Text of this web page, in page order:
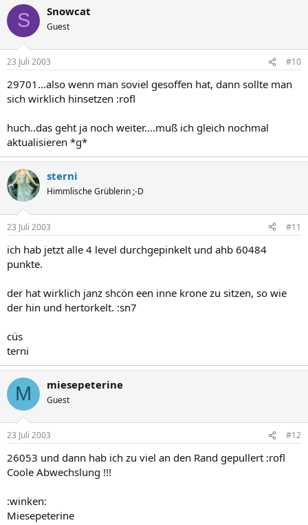
S Snowcat
Guest
23 Juli 2003 #10
29701...also wenn man soviel gesoffen hat, dann sollte man
sich wirklich hinsetzen :rofl
huch..das geht ja noch weiter....muß ich gleich nochmal
aktualisieren *g*
sterni
Himmlische Grüblerin ;-D
23 Juli 2003 #11
ich hab jetzt alle 4 level durchgepinkelt und ahb 60484
punkte.
der hat wirklich janz shcön een inne krone zu sitzen, so wie
der hin und hertorkelt. :sn7
cüs
terni
M miesepeterine
Guest
23 Juli 2003 #12
26053 und dann hab ich zu viel an den Rand gepullert :rofl
Coole Abwechslung !!!
:winken:
Miesepeterine